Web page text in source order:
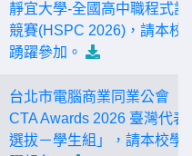
靜宜大學-全國高中職程式設
競賽(HSPC 2026)，請本校
踴躍參加。
台北市電腦商業同業公會「
CTA Awards 2026 臺灣代表
選拔－學生組」，請本校學